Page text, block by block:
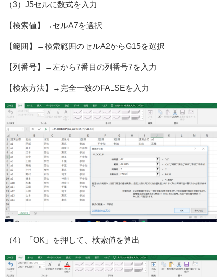
（3）J5セルに数式を入力
【検索値】→セルA7を選択
【範囲】→検索範囲のセルA2からG15を選択
【列番号】→左から7番目の列番号7を入力
【検索方法】→完全一致のFALSEを入力
（4）「OK」を押して、検索値を算出